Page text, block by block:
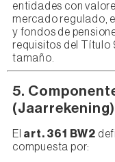
entidades con
mercado regulado,
y fondos de
requisitos del Título
tamaño.
5.
(Jaarrekening)
El art. 361 BW2
compuesta por: